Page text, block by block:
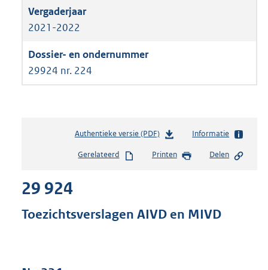
2021-2022
29924 nr. 224
Authentieke versie (PDF)b
s
d
s
Informatie
Gerelateerd Printen Delen
29 924
Toezichtsverslagen AIVD en MIVD